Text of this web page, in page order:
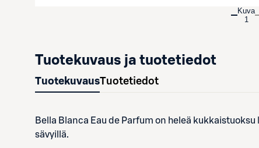
Kuva
1
Tuotekuvaus ja tuotetiedot
TuotekuvausTuotetiedot
Bella Blanca Eau de Parfum on heleä
sävyillä. ​